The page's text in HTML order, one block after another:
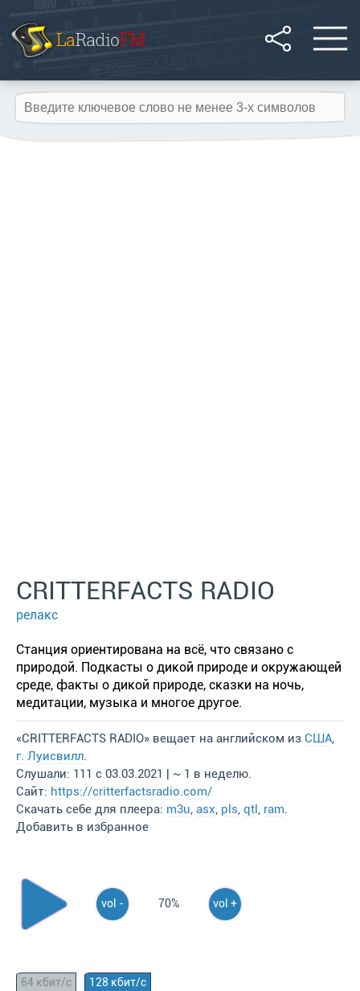
CRITTERFACTS RADIO
релакс
Станция ориентирована на всё, что связано с
природой. Подкасты о дикой природе и окружающей
среде, факты о дикой природе, сказки на ночь,
медитации, музыка и многое другое.
«CRITTERFACTS RADIO» вещает на английском из США,
г. Луисвилл.
Слушали: 111 с 03.03.2021 | ~ 1 в неделю.
Сайт: https://critterfactsradio.com/
Скачать себе для плеера: m3u, asx, pls, qtl, ram.
Добавить в избранное
vol - 70% vol +
64 кбит/с 128 кбит/с